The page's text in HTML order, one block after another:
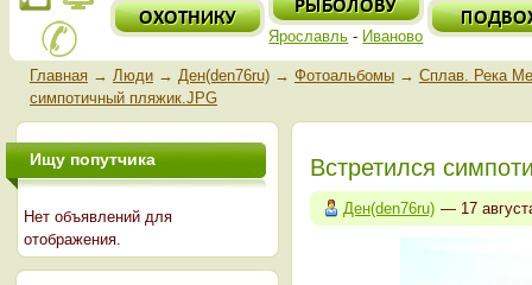
Ярославль - Иваново
Главная→ Люди→ Ден(den76ru)→ Фотоальбомы→ Сплав. Река
симпотичный пляжик.JPG
Встретился
Ден(den76ru) — 17
Ищу попутчика
Нет объявлений для
отображения.